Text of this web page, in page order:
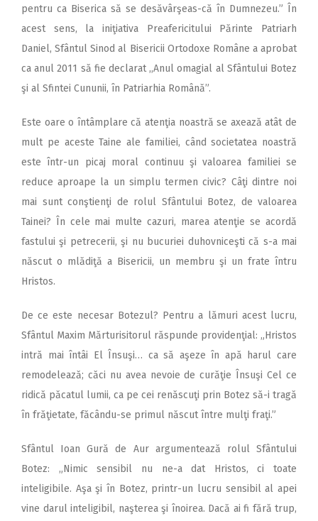
pentru ca Biserica să se desăvârşeas-că în Dumnezeu.” În
acest sens, la iniţiativa Preafericitului Părinte Patriarh
Daniel, Sfântul Sinod al Bisericii Ortodoxe Române a aprobat
ca anul 2011 să fie declarat ,,Anul omagial al Sfântului Botez
şi al Sfintei Cununii, în Patriarhia Română”.
Este oare o întâmplare că atenţia noastră se axează atât de
mult pe aceste Taine ale familiei, când societatea noastră
este într-un picaj moral continuu şi valoarea familiei se
reduce aproape la un simplu termen civic? Câţi dintre noi
mai sunt conştienţi de rolul Sfântului Botez, de valoarea
Tainei? În cele mai multe cazuri, marea atenţie se acordă
fastului şi petrecerii, şi nu bucuriei duhovniceşti că s-a mai
născut o mlădiţă a Bisericii, un membru şi un frate întru
Hristos.
De ce este necesar Botezul? Pentru a lămuri acest lucru,
Sfântul Maxim Mărturisitorul răspunde providenţial: „Hristos
intră mai întâi El Însuşi… ca să aşeze în apă harul care
remodelează; căci nu avea nevoie de curăţie Însuşi Cel ce
ridică păcatul lumii, ca pe cei renăscuţi prin Botez să-i tragă
în frăţietate, făcându-se primul născut între mulţi fraţi.”
Sfântul Ioan Gură de Aur argumentează rolul Sfântului
Botez: „Nimic sensibil nu ne-a dat Hristos, ci toate
inteligibile. Aşa şi în Botez, printr-un lucru sensibil al apei
vine darul inteligibil, naşterea şi înoirea. Dacă ai fi fără trup,